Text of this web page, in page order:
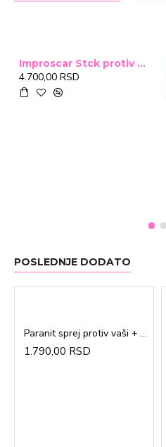
Improscar Stck protiv ožiljaka 4,6g
4.700,00 RSD
POSLEDNJE DODATO
Paranit sprej protiv vaši + češalj 100ml
1.790,00 RSD